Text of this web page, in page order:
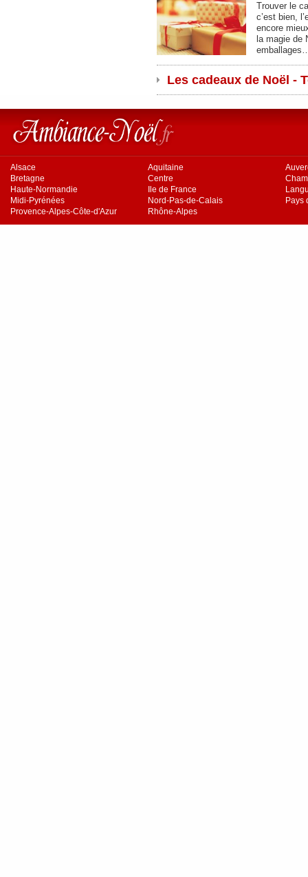
Trouver le
c’est bien,
encore
la magie de
Les cadeaux de Noël -
Alsace Aquitaine
Bretagne
Centre
Haute-Normandie
Ile de France
Midi-Pyrénées
Nord-Pas-de-Calais
Pays
Provence-Alpes-Côte-d'Azur
Rhône-Alpes